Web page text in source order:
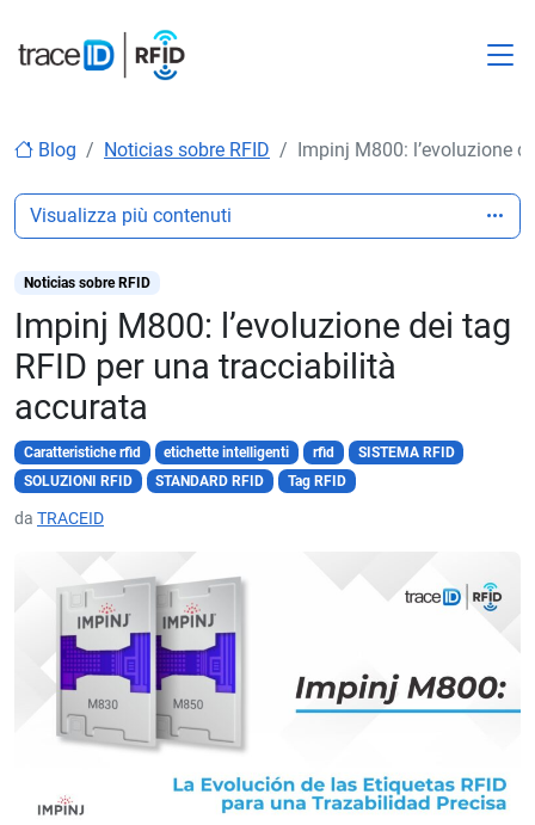
Blog Noticias sobre RFID Impinj M800: l’evoluzione
Noticias sobre RFID
Impinj M800: l’evoluzione dei tag
RFID per una tracciabilità
accurata
Caratteristiche rfid etichette intelligenti rfid
SISTEMA RFID
SOLUZIONI RFID
STANDARD RFID Tag RFID
da TRACEID
Visualizza più contenuti